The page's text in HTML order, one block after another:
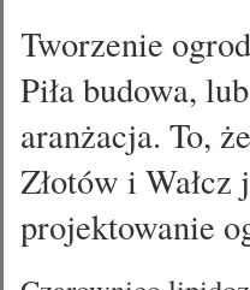
Tworzenie
Piła budowa,
aranżacja. To,
Złotów i
projektowanie